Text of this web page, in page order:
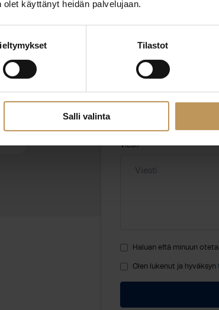
käyttänyt heidän palvelujaan.
Tilastot
Salli valinta
Aihe
Viesti
Haluan että minuun
Olen lukenut ja hyväksyn